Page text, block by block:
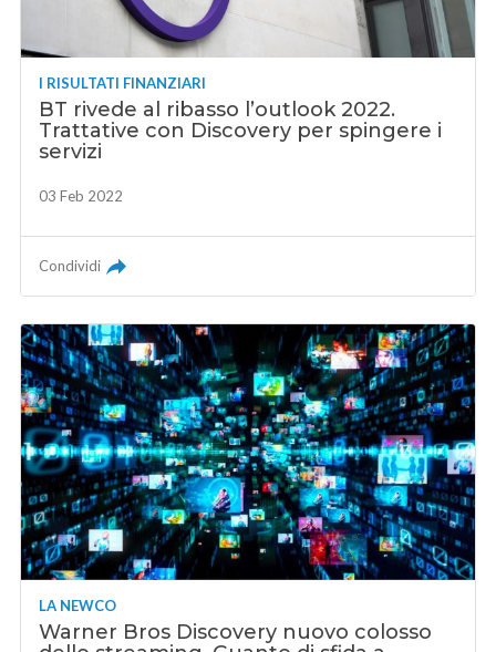
I RISULTATI FINANZIARI
BT rivede al ribasso l’outlook 2022.
Trattative con Discovery per spingere i
servizi
03 Feb 2022
Condividi
LA NEWCO
Warner Bros Discovery nuovo colosso